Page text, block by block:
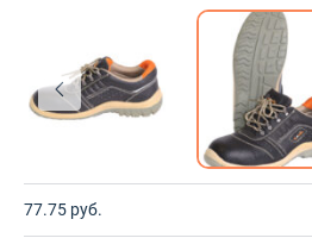
77.75 руб.